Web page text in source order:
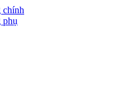
chính
phụ